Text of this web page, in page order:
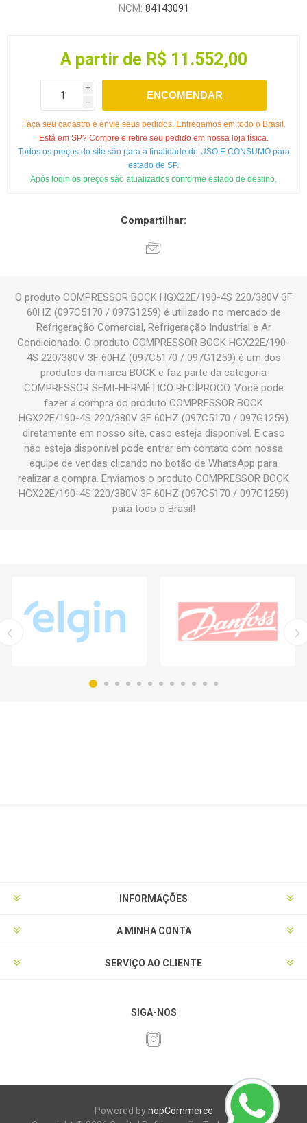
NCM: 84143091
A partir de R$ 11.552,00
i
h
ENCOMENDAR
Faça seu cadastro e envie seus pedidos. Entregamos em todo o Brasil.
Está em SP? Compre e retire seu pedido em nossa loja física.
Todos os preços do site são para a finalidade de USO E CONSUMO para
estado de SP.
Após login os preços são atualizados conforme estado de destino.
Compartilhar:
O produto COMPRESSOR BOCK HGX22E/190-4S 220/380V 3F
60HZ (097C5170 / 097G1259) é utilizado no mercado de
Refrigeração Comercial, Refrigeração Industrial e Ar
Condicionado. O produto COMPRESSOR BOCK HGX22E/190-
4S 220/380V 3F 60HZ (097C5170 / 097G1259) é um dos
produtos da marca BOCK e faz parte da categoria
COMPRESSOR SEMI-HERMÉTICO RECÍPROCO. Você pode
fazer a compra do produto COMPRESSOR BOCK
HGX22E/190-4S 220/380V 3F 60HZ (097C5170 / 097G1259)
diretamente em nosso site, caso esteja disponível. E caso
não esteja disponível pode entrar em contato com nossa
equipe de vendas clicando no botão de WhatsApp para
realizar a compra. Enviamos o produto COMPRESSOR BOCK
HGX22E/190-4S 220/380V 3F 60HZ (097C5170 / 097G1259)
para todo o Brasil!
INFORMAÇÕES
A MINHA CONTA
SERVIÇO AO CLIENTE
SIGA-NOS
Powered bynopCommerce